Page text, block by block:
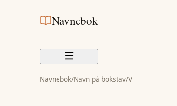
Navnebok
Navnebok/Navn på bokstav/V